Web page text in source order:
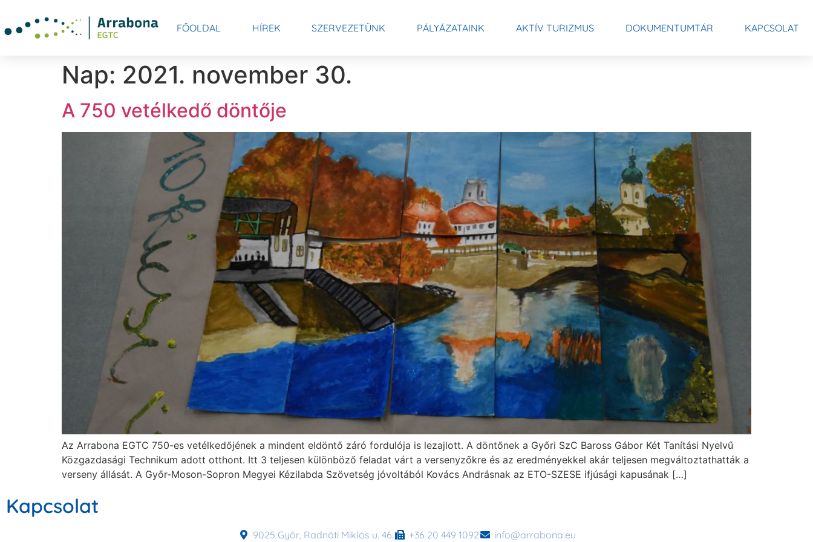
FŐOLDAL HÍREK SZERVEZETÜNK PÁLYÁZATAINK AKTÍV TURIZMUS DOKUMENTUMTÁR KAPCSOLAT
Nap: 2021. november 30.
A 750 vetélkedő döntője
Az Arrabona EGTC 750-es vetélkedőjének a mindent eldöntő záró fordulója is lezajlott. A döntőnek a Győri SzC Baross Gábor Két Tanítási Nyelvű
Közgazdasági Technikum adott otthont. Itt 3 teljesen különböző feladat várt a versenyzőkre és az eredményekkel akár teljesen megváltoztathatták a
verseny állását. A Győr-Moson-Sopron Megyei Kézilabda Szövetség jóvoltából Kovács Andrásnak az ETO-SZESE ifjúsági kapusának […]
Kapcsolat
9025 Győr, Radnóti Miklós u. 46. +36 20 449 1092 info@arrabona.eu